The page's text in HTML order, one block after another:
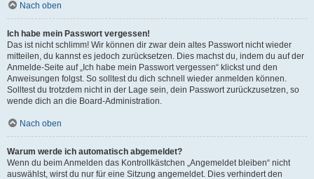
Nach oben
Ich habe mein Passwort vergessen!
Das ist nicht schlimm! Wir können dir zwar dein altes Passwort nicht wieder
mitteilen, du kannst es jedoch zurücksetzen. Dies machst du, indem du auf der
Anmelde-Seite auf „Ich habe mein Passwort vergessen“ klickst und den
Anweisungen folgst. So solltest du dich schnell wieder anmelden können.
Solltest du trotzdem nicht in der Lage sein, dein Passwort zurückzusetzen, so
wende dich an die Board-Administration.
Nach oben
Warum werde ich automatisch abgemeldet?
Wenn du beim Anmelden das Kontrollkästchen „Angemeldet bleiben“ nicht
auswählst, wirst du nur für eine Sitzung angemeldet. Dies verhindert den